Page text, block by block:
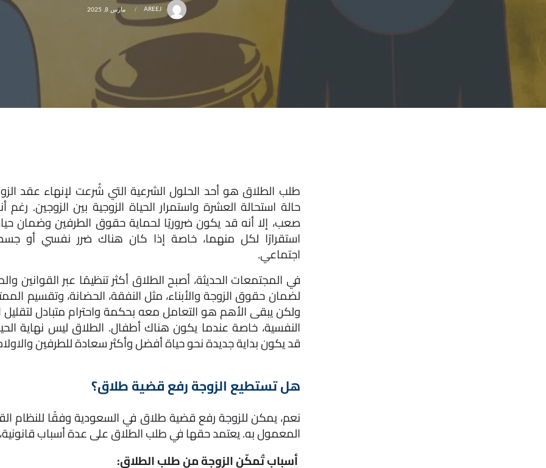
AREEJ مارس 8, 2025
اجتماعي.
قد يكون بداية جديدة نحو حياة أفضل وأكثر سعادة للطرفين
هل تستطيع الزوجة رفع قضية طلاق؟
المعمول به. يعتمد حقها في طلب الطلاق على عدة أسباب
أسباب تُمكّن الزوجة من طلب الطلاق: